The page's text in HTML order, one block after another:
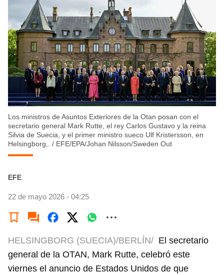
Los ministros de Asuntos Exteriores de la Otan posan con el
secretario general Mark Rutte, el rey Carlos Gustavo y la reina
Silvia de Suecia, y el primer ministro sueco Ulf Kristersson, en
Helsingborg,. / EFE/EPA/Johan Nilsson/Sweden Out
EFE
22 de mayo 2026 - 04:25
HELSINGBORG (SUECIA)/BERLÍN/ El secretario
general de la OTAN, Mark Rutte, celebró este
viernes el anuncio de Estados Unidos de que